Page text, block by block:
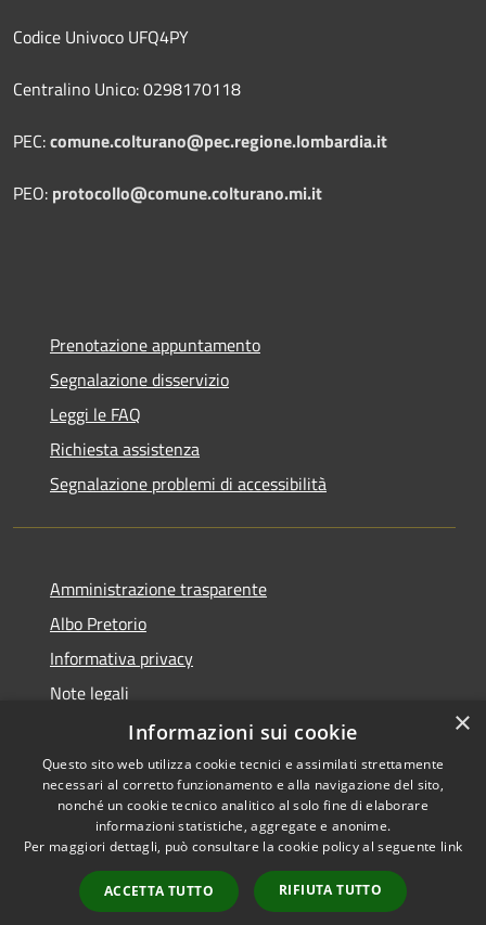
Codice Univoco UFQ4PY
Centralino Unico: 0298170118
PEC:comune.colturano@pec.regione.lombardia.it
PEO: protocollo@comune.colturano.mi.it
Prenotazione appuntamento
Segnalazione disservizio
Leggi le FAQ
Richiesta assistenza
Segnalazione problemi di accessibilità
Amministrazione trasparente
Albo Pretorio
Informativa privacy
Note legali
Dichiarazione di accessibilità
RSS
Accessibilità
Copyright © 2026 • Comune di
Municipium•
Accesso
redazione
×
Informazioni sui cookie
Questo sito web utilizza cookie tecnici e assimilati strettamente
necessari al corretto funzionamento e alla navigazione del sito,
nonché un cookie tecnico analitico al solo fine di elaborare
informazioni statistiche, aggregate e anonime.
Per maggiori dettagli, può consultare la cookie policy al seguente link
ACCETTA TUTTO RIFIUTA TUTTO